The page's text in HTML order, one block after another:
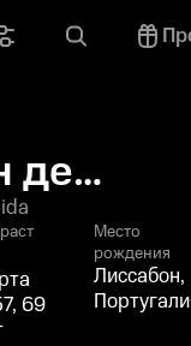
де
69
Место
рождения
Лиссабон,